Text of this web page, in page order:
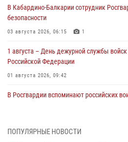
В Кабардино‑Балкарии сотрудник
безопасности
03 августа 2026, 06:15 1
1 августа – День дежурной службы
Российской Федерации
01 августа 2026, 09:42
В Росгвардии вспоминают российских
ПОПУЛЯРНЫЕ НОВОСТИ